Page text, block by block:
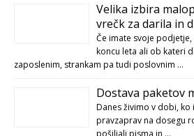
Velika izbira
vrečk za darila in
Če imate svoje
koncu leta ali ob kateri
zaposlenim, strankam pa tudi poslovnim …
Dostava paketov
Danes živimo v dobi,
pravzaprav na dosegu
pošiljali pisma in …